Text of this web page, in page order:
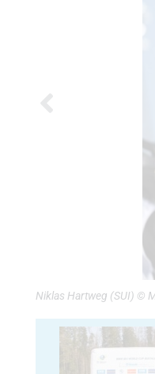
Niklas Hartweg (SUI) ©